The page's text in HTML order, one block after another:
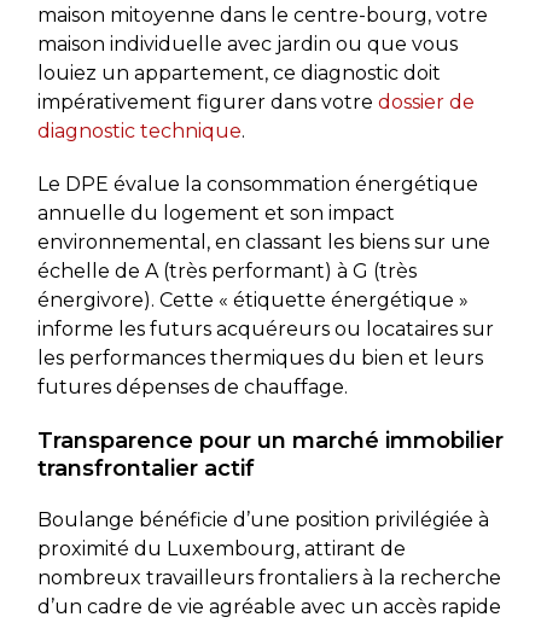
maison mitoyenne dans le centre-bourg, votre
maison individuelle avec jardin ou que vous
louiez un appartement, ce diagnostic doit
impérativement figurer dans votre dossier de
diagnostic technique.
Le DPE évalue la consommation énergétique
annuelle du logement et son impact
environnemental, en classant les biens sur une
échelle de A (très performant) à G (très
énergivore). Cette « étiquette énergétique »
informe les futurs acquéreurs ou locataires sur
les performances thermiques du bien et leurs
futures dépenses de chauffage.
Transparence pour un marché immobilier
transfrontalier actif
Boulange bénéficie d’une position privilégiée à
proximité du Luxembourg, attirant de
nombreux travailleurs frontaliers à la recherche
d’un cadre de vie agréable avec un accès rapide